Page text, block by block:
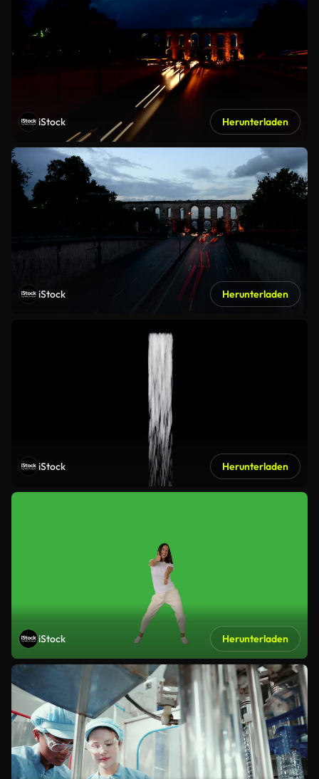
iStock Herunterladen
iStock Herunterladen
iStock Herunterladen
iStock Herunterladen